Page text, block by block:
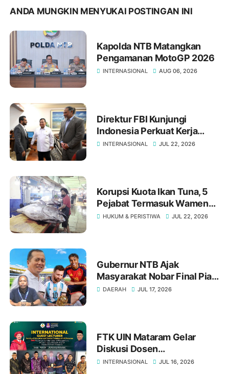
ANDA MUNGKIN MENYUKAI POSTINGAN INI
Kapolda NTB Matangkan
Pengamanan MotoGP 2026
INTERNASIONAL AUG 06, 2026
Direktur FBI Kunjungi
Indonesia Perkuat Kerja
Sama Repatriasi Artefak
INTERNASIONAL JUL 22, 2026
Korupsi Kuota Ikan Tuna, 5
Pejabat Termasuk Wamen
Ditangkap Kejaksaan
HUKUM & PERISTIWA JUL 22, 2026
Gubernur NTB Ajak
Masyarakat Nobar Final Piala
Dunia 2026, Berbaur Tanpa
DAERAH JUL 17, 2026
FTK UIN Mataram Gelar
Diskusi Dosen
Interdisipliner Bersama
INTERNASIONAL JUL 16, 2026